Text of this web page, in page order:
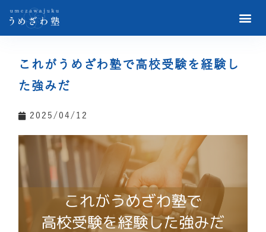
これがうめざわ塾で高校受験を経験し
た強みだ
2025/04/12